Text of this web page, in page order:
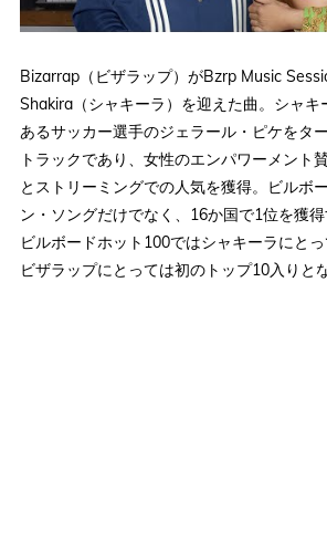
Bizarrap（ビザラップ）がBzrp Music
Shakira（シャキーラ）を迎えた曲。シャキ
あるサッカー選手のジェラール・ピケをタ
トラックであり、女性のエンパワーメント
とストリーミングでの人気を獲得。ビルボ
ン・ソングだけでなく、16か国で1位を獲得
ビルボードホット100ではシャキーラにとっ
ビザラップにとっては初のトップ10入りと